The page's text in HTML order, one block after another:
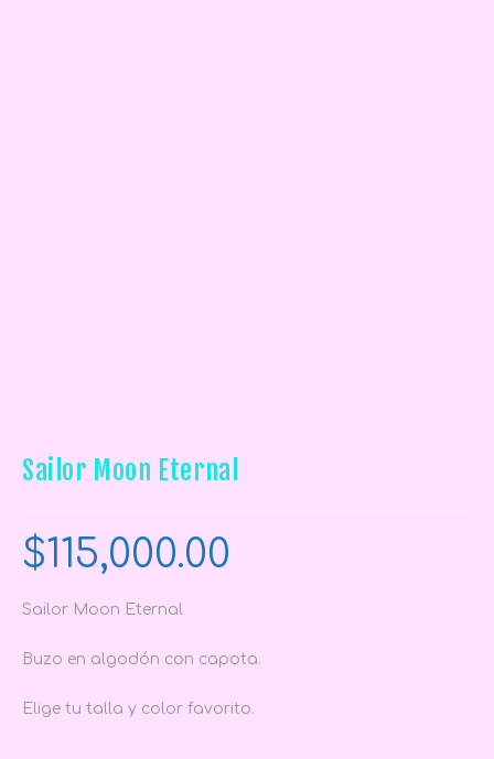
Sailor Moon Eternal
$115,000.00
Sailor Moon Eternal
Buzo en algodón con capota.
Elige tu talla y color favorito.